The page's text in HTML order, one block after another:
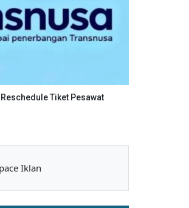
Tiket Pesawat
Iklan